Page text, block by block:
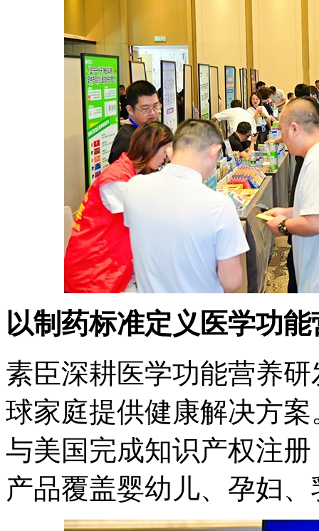
以制药标准定义医学功能
素臣深耕医学功能营养
球家庭提供健康解决方
与美国完成知识产权注
产品覆盖婴幼儿、孕妇